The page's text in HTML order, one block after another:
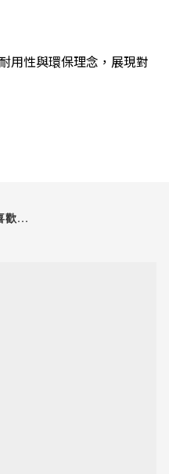
用性與環保理念，展現對
歡...